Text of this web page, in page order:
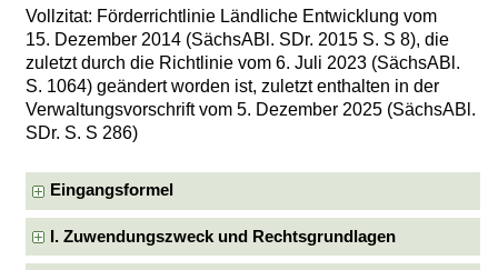
Vollzitat: Förderrichtlinie Ländliche Entwicklung vom
15. Dezember 2014 (SächsABl. SDr. 2015 S. S 8), die
zuletzt durch die Richtlinie vom 6. Juli 2023 (SächsABl.
S. 1064) geändert worden ist, zuletzt enthalten in der
Verwaltungsvorschrift vom 5. Dezember 2025 (SächsABl.
SDr. S. S 286)
Eingangsformel
I. Zuwendungszweck und Rechtsgrundlagen